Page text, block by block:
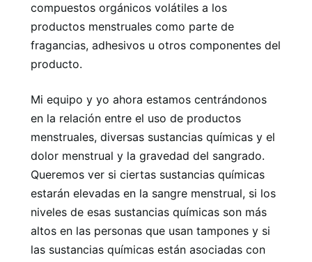
compuestos orgánicos volátiles a los
productos menstruales como parte de
fragancias, adhesivos u otros componentes del
producto.
Mi equipo y yo ahora estamos centrándonos
en la relación entre el uso de productos
menstruales, diversas sustancias químicas y el
dolor menstrual y la gravedad del sangrado.
Queremos ver si ciertas sustancias químicas
estarán elevadas en la sangre menstrual, si los
niveles de esas sustancias químicas son más
altos en las personas que usan tampones y si
las sustancias químicas están asociadas con